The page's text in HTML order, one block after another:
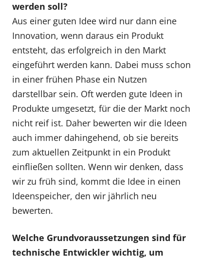
werden soll?
Aus einer guten Idee wird nur dann eine
Innovation, wenn daraus ein Produkt
entsteht, das erfolgreich in den Markt
eingeführt werden kann. Dabei muss schon
in einer frühen Phase ein Nutzen
darstellbar sein. Oft werden gute Ideen in
Produkte umgesetzt, für die der Markt noch
nicht reif ist. Daher bewerten wir die Ideen
auch immer dahingehend, ob sie bereits
zum aktuellen Zeitpunkt in ein Produkt
einfließen sollten. Wenn wir denken, dass
wir zu früh sind, kommt die Idee in einen
Ideenspeicher, den wir jährlich neu
bewerten.
Welche Grundvoraussetzungen sind für
technische Entwickler wichtig, um